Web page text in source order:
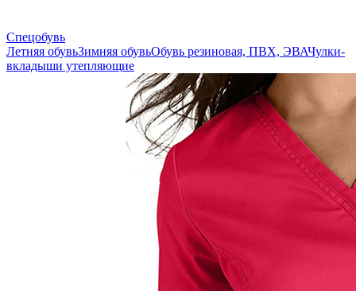
Спецобувь
Летняя обувьЗимняя обувьОбувь резиновая, ПВХ, ЭВАЧулки-
вкладыши утепляющие